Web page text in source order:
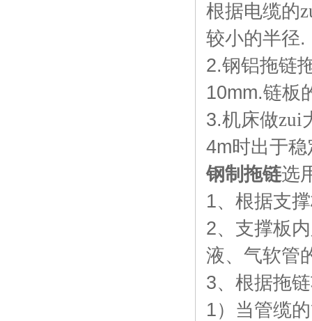
根据电缆的
较小的半径.
2.钢铝拖链
10mm.链板
3.机床做zui
4m时出于
钢制拖链选
1、根据支
2、支撑板
液、气软管
3、根据拖
1）当管缆